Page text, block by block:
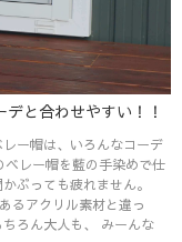
と合わせやすい！！
レー帽を藍の手染めで仕
ぶっても疲れません。